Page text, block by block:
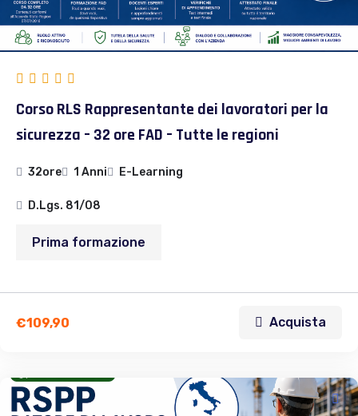
Corso RLS Rappresentante dei lavoratori per la
sicurezza – 32 ore FAD – Tutte le regioni
32ore 1 Anni E-Learning
D.Lgs. 81/08
Prima formazione
€109,90 Acquista